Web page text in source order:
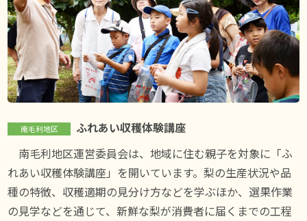
南毛利地区
ふれあい収穫体験講座
南毛利地区運営委員会は、地域に住む親子を対象に「ふ
れあい収穫体験講座」を開いています。梨の生産状況や品
種の特徴、収穫適期の見分け方などを学ぶほか、選果作業
の見学などを通じて、新鮮な梨が消費者に届くまでの工程